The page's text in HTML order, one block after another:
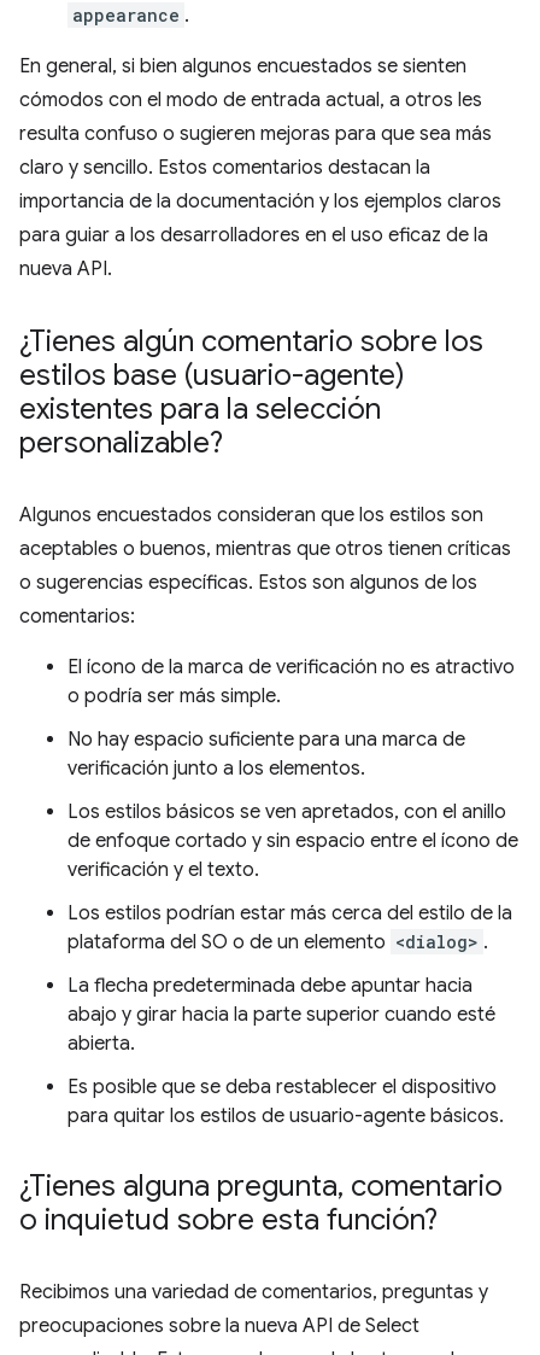
appearance .
En general, si bien algunos encuestados se sienten
cómodos con el modo de entrada actual, a otros les
resulta confuso o sugieren mejoras para que sea más
claro y sencillo. Estos comentarios destacan la
importancia de la documentación y los ejemplos claros
para guiar a los desarrolladores en el uso eficaz de la
nueva API.
¿Tienes algún comentario sobre los
estilos base (usuario-agente)
existentes para la selección
personalizable?
Algunos encuestados consideran que los estilos son
aceptables o buenos, mientras que otros tienen críticas
o sugerencias específicas. Estos son algunos de los
comentarios:
El ícono de la marca de verificación no es atractivo
o podría ser más simple.
No hay espacio suficiente para una marca de
verificación junto a los elementos.
Los estilos básicos se ven apretados, con el anillo
de enfoque cortado y sin espacio entre el ícono de
verificación y el texto.
Los estilos podrían estar más cerca del estilo de la
plataforma del SO o de un elemento <dialog> .
La flecha predeterminada debe apuntar hacia
abajo y girar hacia la parte superior cuando esté
abierta.
Es posible que se deba restablecer el dispositivo
para quitar los estilos de usuario-agente básicos.
¿Tienes alguna pregunta, comentario
o inquietud sobre esta función?
Recibimos una variedad de comentarios, preguntas y
preocupaciones sobre la nueva API de Select